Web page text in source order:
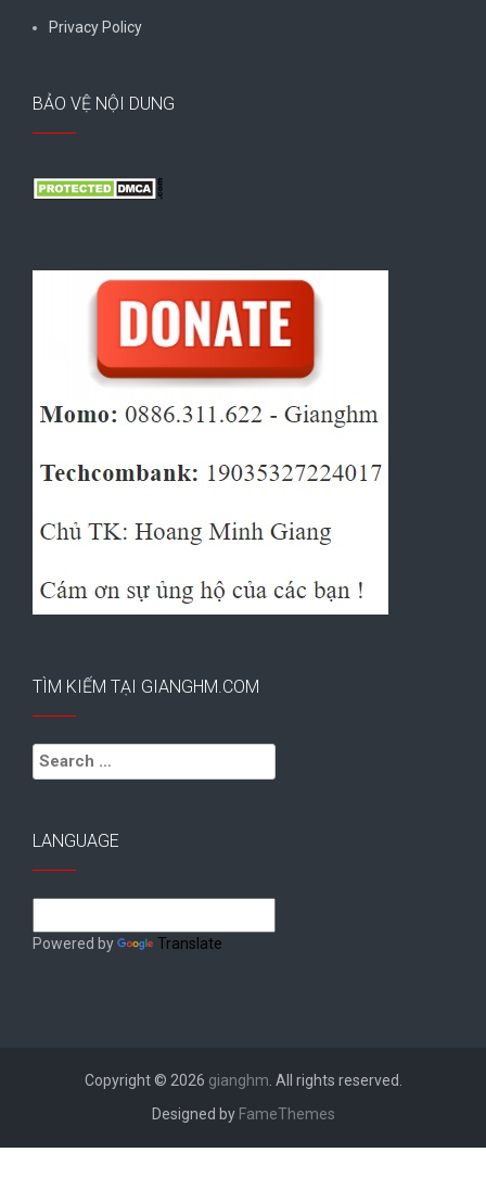
Privacy Policy
BẢO VỆ NỘI DUNG
TÌM KIẾM TẠI GIANGHM.COM
Search
for:
LANGUAGE
Powered by Translate
Copyright © 2026 gianghm . All rights reserved.
Designed by FameThemes